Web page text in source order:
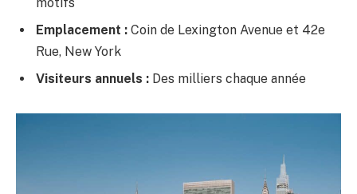
motifs
Emplacement : Coin de Lexington Avenue et 42e
Rue, New York
Visiteurs annuels : Des milliers chaque année